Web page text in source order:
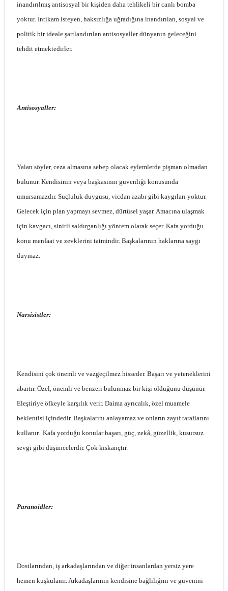
inandırılmış antisosyal bir kişiden daha tehlikeli bir canlı bomba
yoktur. İntikam isteyen, haksızlığa uğradığına inandırılan, sosyal ve
politik bir ideale şartlandırılan antisosyaller dünyanın geleceğini
tehdit etmektedirler.
Antisosyaller:
Yalan söyler, ceza almasına sebep olacak eylemlerde pişman olmadan
bulunur. Kendisinin veya başkasının güvenliği konusunda
umursamazdır. Suçluluk duygusu, vicdan azabı gibi kaygıları yoktur.
Gelecek için plan yapmayı sevmez, dürtüsel yaşar. Amacına ulaşmak
için kavgacı, sinirli saldırganlığı yöntem olarak seçer. Kafa yorduğu
konu menfaat ve zevklerini tatmindir. Başkalarının haklarına saygı
duymaz.
Narsisistler:
Kendisini çok önemli ve vazgeçilmez hisseder. Başarı ve yeteneklerini
abartır. Özel, önemli ve benzeri bulunmaz bir kişi olduğunu düşünür.
Eleştiriye öfkeyle karşılık verir. Daima ayrıcalık, özel muamele
beklentisi içindedir. Başkalarını anlayamaz ve onların zayıf taraflarını
kullanır. Kafa yorduğu konular başarı, güç, zekâ, güzellik, kusursuz
sevgi gibi düşüncelerdir. Çok kıskançtır.
Paranoidler:
Dostlarından, iş arkadaşlarından ve diğer insanlardan yersiz yere
hemen kuşkulanır. Arkadaşlarının kendisine bağlılığını ve güvenini